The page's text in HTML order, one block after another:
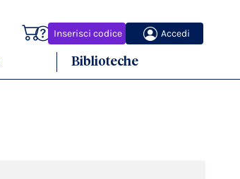
Inserisci codice Accedi
Carrello
Biblioteche